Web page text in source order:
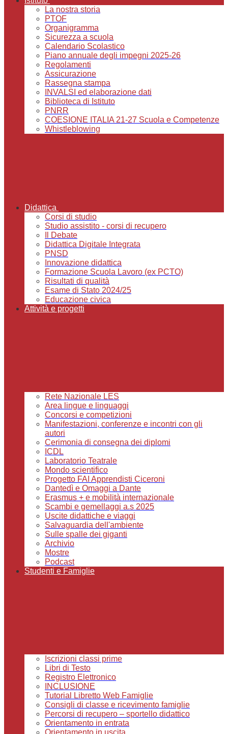
La nostra storia
PTOF
Organigramma
Sicurezza a scuola
Calendario Scolastico
Piano annuale degli impegni 2025-26
Regolamenti
Assicurazione
Rassegna stampa
INVALSI ed elaborazione dati
Biblioteca di Istituto
PNRR
COESIONE ITALIA 21-27 Scuola e Competenze
Whistleblowing
Didattica
Corsi di studio
Studio assistito - corsi di recupero
Il Debate
Didattica Digitale Integrata
PNSD
Innovazione didattica
Formazione Scuola Lavoro (ex PCTO)
Risultati di qualità
Esame di Stato 2024/25
Educazione civica
Attività e progetti
Rete Nazionale LES
Area lingue e linguaggi
Concorsi e competizioni
Manifestazioni, conferenze e incontri con gli
autori
Cerimonia di consegna dei diplomi
ICDL
Laboratorio Teatrale
Mondo scientifico
Progetto FAI Apprendisti Ciceroni
Dantedì e Omaggi a Dante
Erasmus + e mobilità internazionale
Scambi e gemellaggi a.s 2025
Uscite didattiche e viaggi
Salvaguardia dell'ambiente
Sulle spalle dei giganti
Archivio
Mostre
Podcast
Studenti e Famiglie
Iscrizioni classi prime
Libri di Testo
Registro Elettronico
INCLUSIONE
Tutorial Libretto Web Famiglie
Consigli di classe e ricevimento famiglie
Percorsi di recupero – sportello didattico
Orientamento in entrata